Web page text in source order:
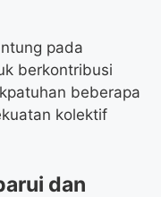
pada
berkontribusi
beberapa
kolektif
dan